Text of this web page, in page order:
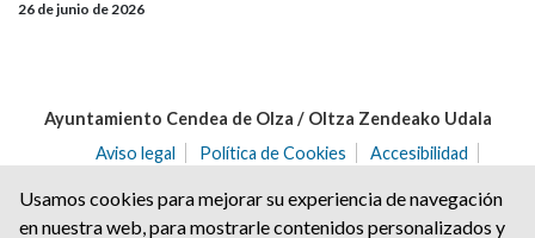
26 de junio de 2026
Ayuntamiento Cendea de Olza / Oltza Zendeako Udala
Aviso legal
Política de Cookies
Accesibilidad
C/ del Angulo nº 2 | C.P.: 31171 | Ororbia (NAVARRA)
Usamos cookies para mejorar su experiencia de navegación
en nuestra web, para mostrarle contenidos personalizados y